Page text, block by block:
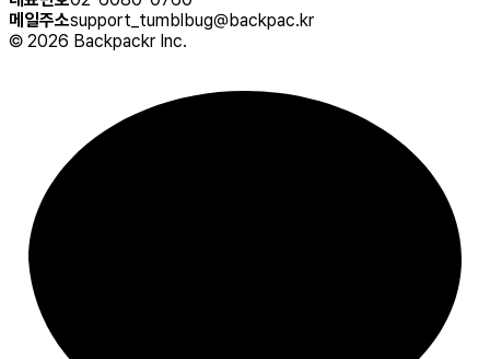
메일주소support_tumblbug@backpac.kr
© 2026 Backpackr Inc.